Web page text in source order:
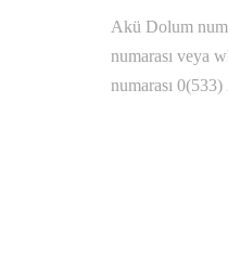
Akü Dolum
numarası veya
numarası